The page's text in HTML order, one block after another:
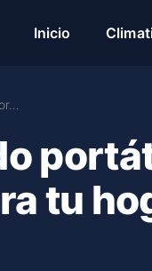
Inicio
tu